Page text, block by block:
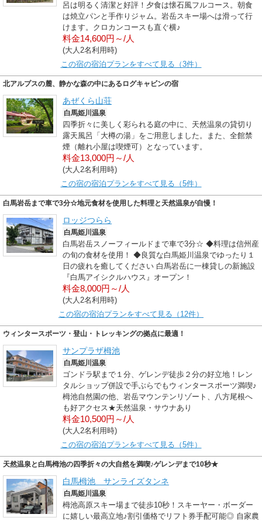
呂は明るく清潔と好評！夕食は懐石風フルコース。朝食
は焼立パンと手作りジャム。岩岳スキー場へは滑って行
けます。クロカンコースも直ぐ横♪
料金14,600円～/人
(大人2名利用時)
この宿の宿泊プランをすべて見る（3件）
北アルプスの麓、静かな森の中にあるログキャビンの宿
あぜくら山荘
白馬姫川温泉
四季折々に美しく彩られる庭の中に、天然温泉の貸切り
露天風呂「大樽の湯」をご用意しました。また、全館禁
煙（離れ小屋は喫煙可）となっています。
料金13,000円～/人
(大人2名利用時)
この宿の宿泊プランをすべて見る（5件）
白馬岩岳まで車で3分☆地元食材を使用した料理と天然温泉が自慢！
ロッジつらら
白馬姫川温泉
白馬岩岳スノーフィールドまで車で3分☆ ◆料理は信州産
の旬の食材を使用！ ◆良質な白馬姫川温泉でゆったり１
日の疲れを癒してください 白馬岩岳に一棟貸しの新施設
『白馬アイシクルハウス』オープン！
料金8,000円～/人
(大人2名利用時)
この宿の宿泊プランをすべて見る（12件）
ウィンタースポーツ・登山・トレッキングの拠点に最適！
サンプラザ栂池
白馬姫川温泉
ゴンドラ駅まで１分、ゲレンデ徒歩２分の好立地！レン
タルショップ併設で手ぶらでもウィンタースポーツ満喫♪
栂池自然園の他、岩岳マウンテンリゾート、八方尾根へ
も好アクセス★天然温泉・サウナあり
料金10,500円～/人
(大人2名利用時)
この宿の宿泊プランをすべて見る（5件）
天然温泉と白馬栂池の四季折々の大自然を満喫♪ゲレンデまで10秒★
白馬栂池 サンライズタンネ
白馬姫川温泉
栂池高原スキー場まで徒歩10秒！スキーヤー・ボーダー
に嬉しい最高立地♪割引価格でリフト券手配可能◎ 自家農